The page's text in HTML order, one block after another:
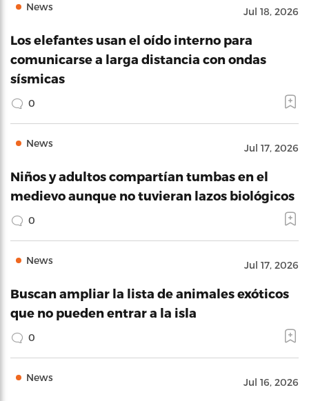
News Jul 18, 2026
Los elefantes usan el oído interno para
comunicarse a larga distancia con ondas
sísmicas
0
News Jul 17, 2026
Niños y adultos compartían tumbas en el
medievo aunque no tuvieran lazos biológicos
0
News Jul 17, 2026
Buscan ampliar la lista de animales exóticos
que no pueden entrar a la isla
0
News Jul 16, 2026